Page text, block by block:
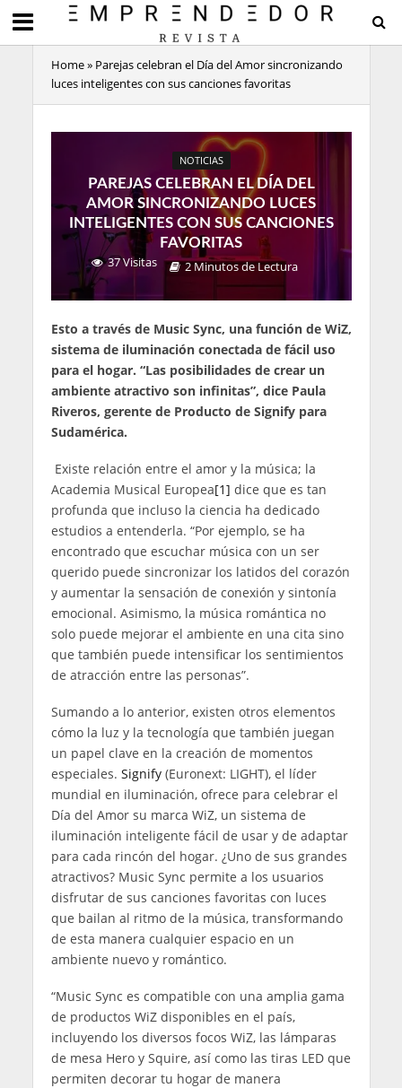
Home» Parejas celebran el Día del Amor sincronizando
luces inteligentes con sus canciones favoritas
NOTICIAS
PAREJAS CELEBRAN EL DÍA DEL
AMOR SINCRONIZANDO LUCES
INTELIGENTES CON SUS CANCIONES
FAVORITAS
37 Visitas
2 Minutos de Lectura
Esto a través de Music Sync, una función de WiZ,
sistema de iluminación conectada de fácil uso
para el hogar. “Las posibilidades de crear un
ambiente atractivo son infinitas”, dice Paula
Riveros, gerente de Producto de Signify para
Sudamérica.
Existe relación entre el amor y la música; la
Academia Musical Europea[1] dice que es tan
profunda que incluso la ciencia ha dedicado
estudios a entenderla. “Por ejemplo, se ha
encontrado que escuchar música con un ser
querido puede sincronizar los latidos del corazón
y aumentar la sensación de conexión y sintonía
emocional. Asimismo, la música romántica no
solo puede mejorar el ambiente en una cita sino
que también puede intensificar los sentimientos
de atracción entre las personas”.
Sumando a lo anterior, existen otros elementos
cómo la luz y la tecnología que también juegan
un papel clave en la creación de momentos
especiales. Signify(Euronext: LIGHT), el líder
mundial en iluminación, ofrece para celebrar el
Día del Amor su marca WiZ, un sistema de
iluminación inteligente fácil de usar y de adaptar
para cada rincón del hogar. ¿Uno de sus grandes
atractivos? Music Sync permite a los usuarios
disfrutar de sus canciones favoritas con luces
que bailan al ritmo de la música, transformando
de esta manera cualquier espacio en un
ambiente nuevo y romántico.
“Music Sync es compatible con una amplia gama
de productos WiZ disponibles en el país,
incluyendo los diversos focos WiZ, las lámparas
de mesa Hero y Squire, así como las tiras LED que
permiten decorar tu hogar de manera